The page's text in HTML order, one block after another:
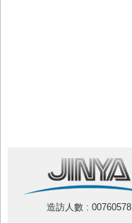
造訪人數 : 00760578